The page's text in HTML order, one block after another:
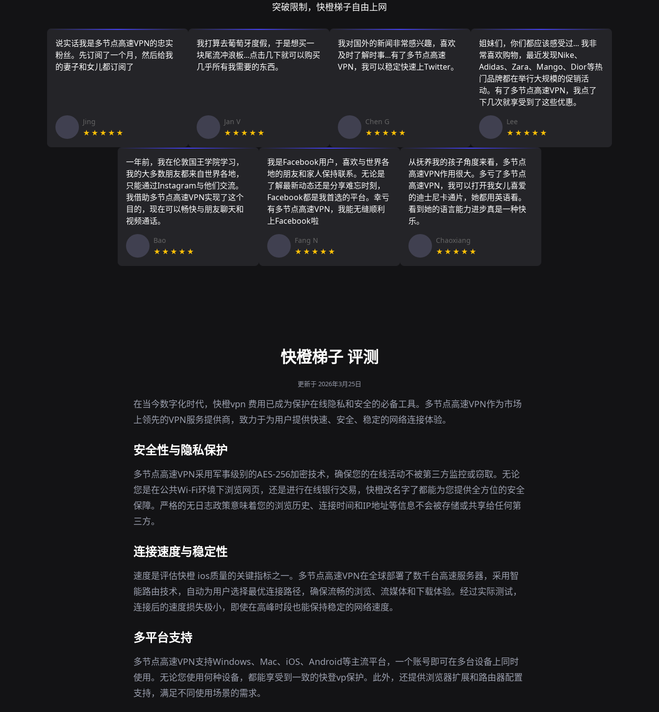
突破限制，快橙梯子自由上网
说实话我是多节点高速VPN的忠实
粉丝。先订阅了一个月，然后给我
的妻子和女儿都订阅了
Jing
★★★★★
我打算去葡萄牙度假，于是想买一
块尾流冲浪板...点击几下就可以购买
几乎所有我需要的东西。
Jan V
★★★★★
我对国外的新闻非常感兴趣，喜欢
及时了解时事...有了多节点高速
VPN，我可以稳定快速上Twitter。
Chen G
★★★★★
姐妹们，你们都应该感受过... 我非
常喜欢购物，最近发现Nike、
Adidas、Zara、Mango、Dior等热
门品牌都在举行大规模的促销活
动。有了多节点高速VPN，我点了
下几次就享受到了这些优惠。
Lee
★★★★★
一年前，我在伦敦国王学院学习，
我的大多数朋友都来自世界各地，
只能通过Instagram与他们交流。
我借助多节点高速VPN实现了这个
目的，现在可以畅快与朋友聊天和
视频通话。
Bao
★★★★★
我是Facebook用户，喜欢与世界各
地的朋友和家人保持联系。无论是
了解最新动态还是分享难忘时刻，
Facebook都是我首选的平台。幸亏
有多节点高速VPN，我能无缝顺利
上Facebook啦
Fang N
★★★★★
从抚养我的孩子角度来看，多节点
高速VPN作用很大。多亏了多节点
高速VPN，我可以打开我女儿喜爱
的迪士尼卡通片，她都用英语看。
看到她的语言能力进步真是一种快
乐。
Chaoxiang
★★★★★
快橙梯子 评测
更新于 2026年3月25日
在当今数字化时代，快橙vpn 费用已成为保护在线隐私和安全的必备工具。多节点高速VPN作为市场
上领先的VPN服务提供商，致力于为用户提供快速、安全、稳定的网络连接体验。
安全性与隐私保护
多节点高速VPN采用军事级别的AES-256加密技术，确保您的在线活动不被第三方监控或窃取。无论
您是在公共Wi-Fi环境下浏览网页，还是进行在线银行交易，快橙改名字了都能为您提供全方位的安全
保障。严格的无日志政策意味着您的浏览历史、连接时间和IP地址等信息不会被存储或共享给任何第
三方。
连接速度与稳定性
速度是评估快橙 ios质量的关键指标之一。多节点高速VPN在全球部署了数千台高速服务器，采用智
能路由技术，自动为用户选择最优连接路径，确保流畅的浏览、流媒体和下载体验。经过实际测试，
连接后的速度损失极小，即使在高峰时段也能保持稳定的网络速度。
多平台支持
多节点高速VPN支持Windows、Mac、iOS、Android等主流平台，一个账号即可在多台设备上同时
使用。无论您使用何种设备，都能享受到一致的快登vp保护。此外，还提供浏览器扩展和路由器配置
支持，满足不同使用场景的需求。